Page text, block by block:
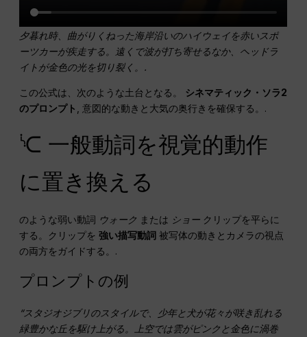
夕暮れ時、曲がりくねった海岸沿いのハイウェイを赤いスポ
ーツカーが疾走する。遠くで波が打ち寄せるなか、ヘッドラ
イトが金色の光を切り裂く。.
この公式は、次のような土台となる。 シネマティック・ソラ2
のプロンプト
, 意図的な動きと大気の奥行きを確保する。.
ᔍ 一般動詞を視覚的動作
に置き換える
のような弱い動詞 ウォーク または ショー クリップを平らに
する。クリップを強い描写動詞 被写体の動きとカメラの視点
の両方をガイドする。.
プロンプトの例
“スタジオジブリのスタイルで、少年と犬が花々が咲き乱れる
緑豊かな丘を駆け上がる。上空では雲がピンクと金色に渦巻